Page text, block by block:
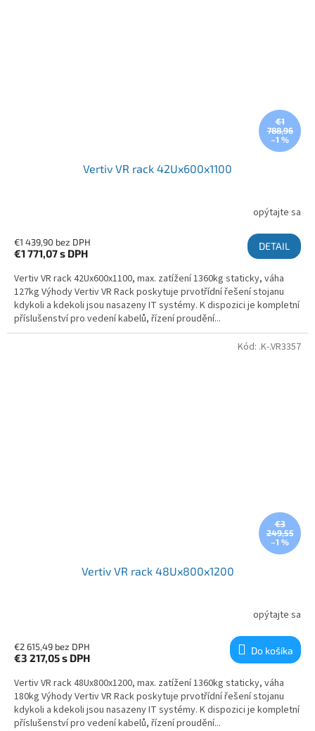
€1
788,96
–1 %
Vertiv VR rack 42Ux600x1100
opýtajte sa
€1 439,90 bez DPH
€1 771,07s DPH
DETAIL
Vertiv VR rack 42Ux600x1100, max. zatížení 1360kg staticky, váha
127kg Výhody Vertiv VR Rack poskytuje prvotřídní řešení stojanu
kdykoli a kdekoli jsou nasazeny IT systémy. K dispozici je kompletní
příslušenství pro vedení kabelů, řízení proudění...
€3
249,55
–1 %
Vertiv VR rack 48Ux800x1200
opýtajte sa
€2 615,49 bez DPH
€3 217,05s DPH
Do košíka
Vertiv VR rack 48Ux800x1200, max. zatížení 1360kg staticky, váha
180kg Výhody Vertiv VR Rack poskytuje prvotřídní řešení stojanu
kdykoli a kdekoli jsou nasazeny IT systémy. K dispozici je kompletní
příslušenství pro vedení kabelů, řízení proudění...
Kód: .K-.VR3357